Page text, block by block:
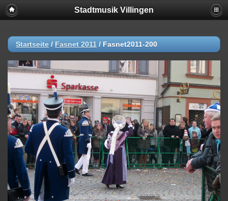
Stadtmusik Villingen
Startseite / Fasnet 2011 / Fasnet2011-200